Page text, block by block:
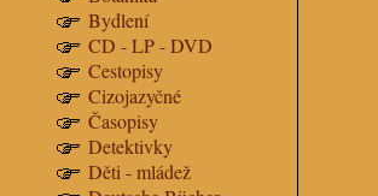
Bydlení
CD - LP - DVD
Cestopisy
Cizojazyčné
Časopisy
Detektivky
Děti - mládež